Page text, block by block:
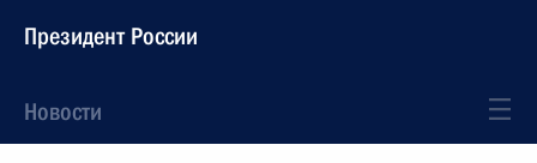
Президент России
Новости